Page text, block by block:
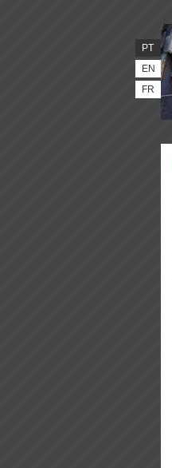
PT
EN
FR